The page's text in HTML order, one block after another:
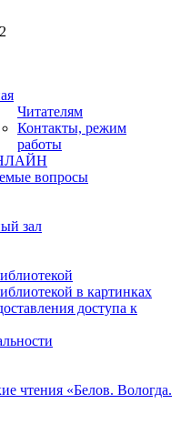
Читателям
Контакты, режим
работы
вопросы
зал
в картинках
доступа к
чтения «Белов. Вологда.